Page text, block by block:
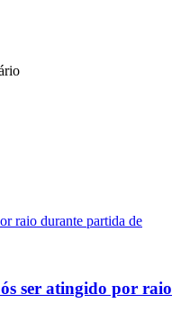
ser atingido por raio